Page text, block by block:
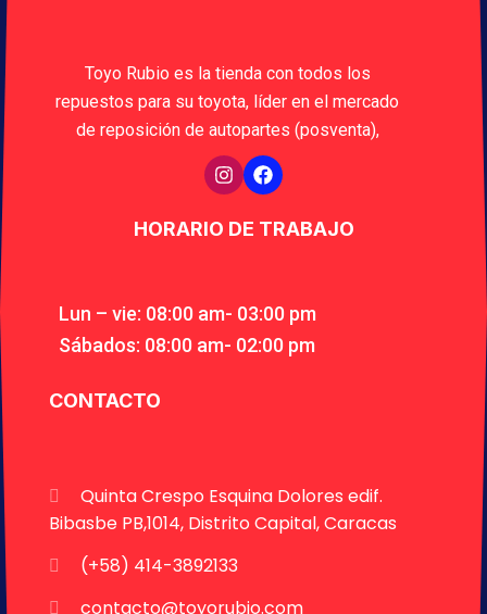
Toyo Rubio es la tienda con todos los
repuestos para su toyota, líder en el mercado
de reposición de autopartes (posventa),
HORARIO DE TRABAJO
Lun – vie: 08:00 am- 03:00 pm
Sábados: 08:00 am- 02:00 pm
CONTACTO
Quinta Crespo Esquina Dolores edif.
Bibasbe PB,1014, Distrito Capital, Caracas
(+58) 414-3892133
contacto@toyorubio.com